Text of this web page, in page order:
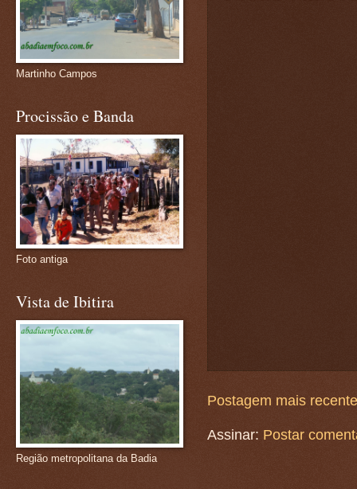
Postagem mais recente
Assinar: Postar
Martinho Campos
Procissão e Banda
Foto antiga
Vista de Ibitira
Região metropolitana da Badia